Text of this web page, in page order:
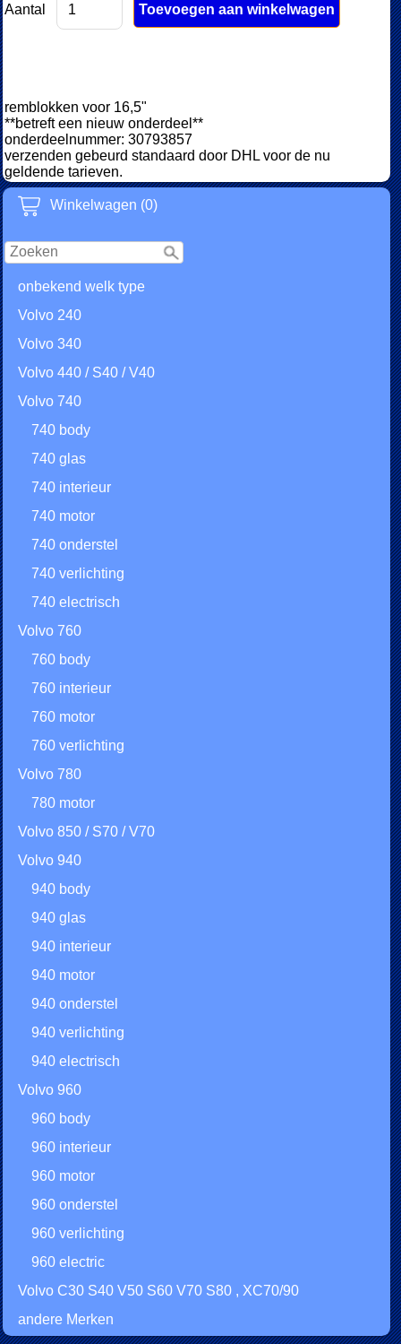
Winkelwagen (0)
onbekend welk type
Volvo 240
Volvo 340
Volvo 440 / S40 / V40
Volvo 740
740 body
740 glas
740 interieur
740 motor
740 onderstel
740 verlichting
740 electrisch
Volvo 760
760 body
760 interieur
760 motor
760 verlichting
Volvo 780
780 motor
Volvo 850 / S70 / V70
Volvo 940
940 body
940 glas
940 interieur
940 motor
940 onderstel
940 verlichting
940 electrisch
Volvo 960
960 body
960 interieur
960 motor
960 onderstel
960 verlichting
960 electric
Volvo C30 S40 V50 S60 V70 S80 , XC70/90
andere Merken
Aantal
remblokken voor 16,5"
**betreft een nieuw onderdeel**
onderdeelnummer: 30793857
verzenden gebeurd standaard door DHL voor de nu
geldende tarieven.